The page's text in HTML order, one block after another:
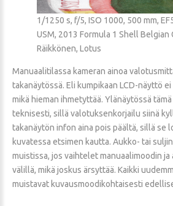
1/1250 s, f/5, ISO 1000, 500 mm,
USM, 2013 Formula 1 Shell Belgian
Räikkönen, Lotus
Manuaalitilassa kameran ainoa
takanäytössä. Eli kumpikaan LCD-näyttö
mikä hieman ihmetyttää. Ylänäytössä
teknisesti, sillä valotuksenkorjailu siinä
takanäytön infon aina pois päältä, sillä se
kuvatessa etsimen kautta. Aukko- tai
muistissa, jos vaihtelet manuaalimoodin
välillä, mikä joskus ärsyttää. Kaikki
muistavat kuvausmoodikohtaisesti